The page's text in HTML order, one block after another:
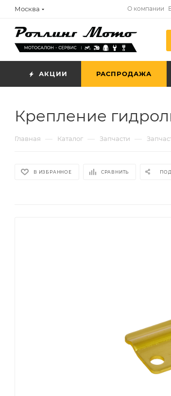
Москва О компании
АКЦИИ РАСПРОДАЖА
Крепление
Главная — Каталог — Запчасти —
В ИЗБРАННОЕ СРАВНИТЬ